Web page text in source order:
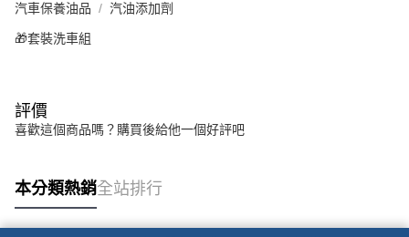
汽車保養油品 汽油添加劑
🎁套裝洗車組
評價
喜歡這個商品嗎？購買後給他一個好評吧
本分類熱銷全站排行